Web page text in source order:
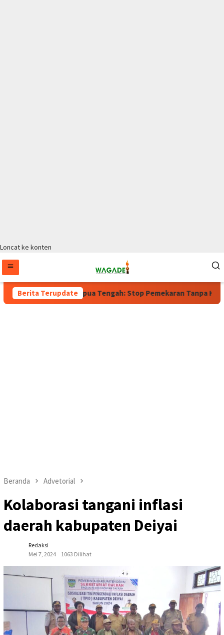
Loncat ke konten
Berita Terupdate
Wagub Papua Tengah: Stop Pemekaran Tanpa Kajian dari
Beranda Advetorial
Kolaborasi tangani inflasi
daerah kabupaten Deiyai
Redaksi
Mei 7, 2024
1063 Dilihat